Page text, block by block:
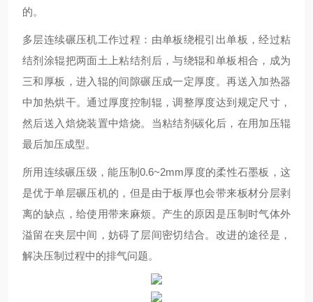
的。
多层连续碾压机工作过程：由单板绕棍引出单板，经过粘
结剂涂辊把两面土上粘结剂后，与绕辊和单板相合，成为
三和厚板，进入辊的间隙碾压成一定厚度。再送入加热器
中加热烘干。通过厚度控制辊，调整厚度达到规定尺寸，
然后送入焙烧装置中焙烧。当粘结剂碳化后，在用加压辊
最后加压成型。
所用连续碾压级，能压制0.6~2mm厚度的柔性石墨板，这
是优于单层碾压机的，但是由于板厚也会带来板材分层剥
离的缺点，给使用带来麻烦。产生的原因是压制时气体外
溢留在夹层中间，妨碍了层间密切结合。改进的途径是，
解决压制过程中的排气问题。